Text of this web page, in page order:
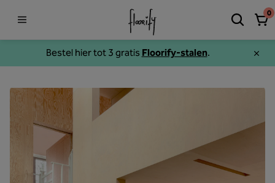
Bestel hier tot 3 gratis Floorify-stalen.
0